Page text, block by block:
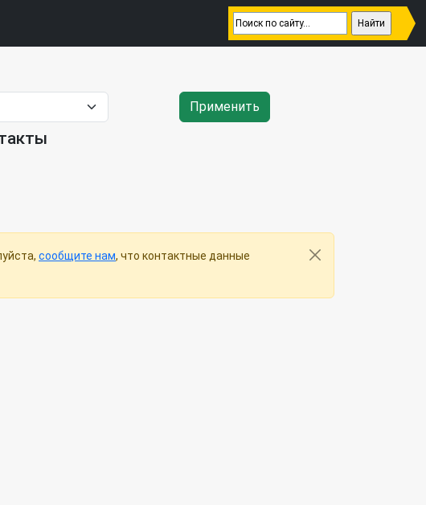
Применить
сообщите нам, что контактные данные